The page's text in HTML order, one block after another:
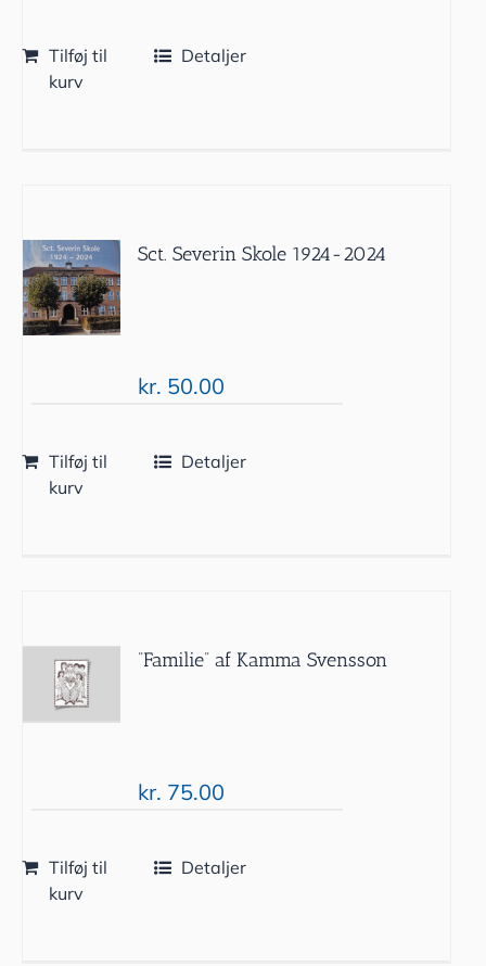
Tilføj til
kurv
Detaljer
Sct. Severin Skole 1924-2024
kr. 50.00
Tilføj til
kurv
Detaljer
”Familie” af Kamma Svensson
kr. 75.00
Tilføj til
kurv
Detaljer